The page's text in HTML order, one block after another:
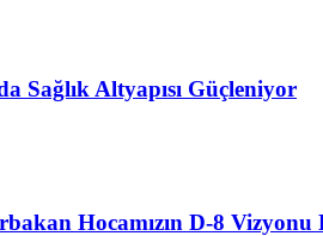
Sağlık Altyapısı Güçleniyor
Hocamızın D-8